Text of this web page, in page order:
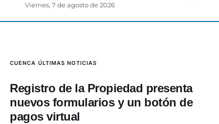
Viernes, 7 de agosto de 2026
CUENCA ÚLTIMAS NOTICIAS
Registro de la Propiedad presenta
nuevos formularios y un botón de
pagos virtual